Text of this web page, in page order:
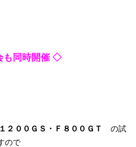
も同時開催 ◇
２００ＧＳ・Ｆ８００ＧＴ の試
ので